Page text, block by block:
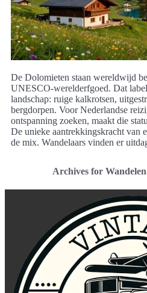
De Dolomieten staan wereldwijd
UNESCO‑werelderfgoed. Dat
landschap: ruige kalkrotsen,
bergdorpen. Voor Nederlandse
ontspanning zoeken, maakt die
De unieke aantrekkingskracht van
de mix. Wandelaars vinden er
Archives for